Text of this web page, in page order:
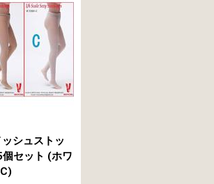
シュストッ
セット (ホワ